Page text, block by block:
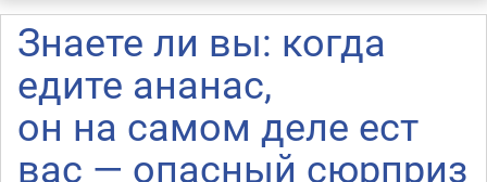
Знаете ли вы: когда
едите ананас,
он на самом деле ест
вас — опасный сюрприз